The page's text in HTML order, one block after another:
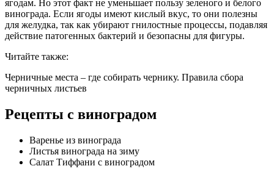
ягодам. Но этот факт не уменьшает пользу зеленого и белого
винограда. Если ягоды имеют кислый вкус, то они полезны
для желудка, так как убирают гнилостные процессы, подавляя
действие патогенных бактерий и безопасны для фигуры.
Читайте также:
Черничные места – где собирать чернику. Правила сбора
черничных листьев
Рецепты с виноградом
Варенье из винограда
Листья винограда на зиму
Салат Тиффани с виноградом